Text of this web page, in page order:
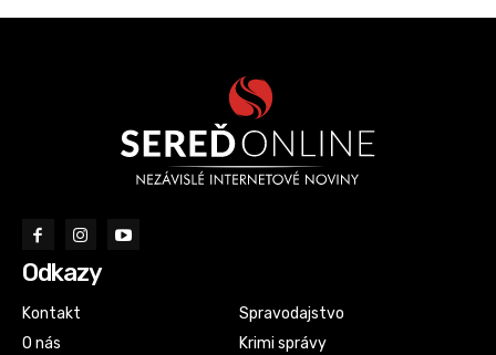
Odkazy
Kontakt
O nás
Spravodajstvo
Krimi správy